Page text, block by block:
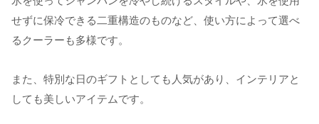
せずに保冷できる二重構造のものなど、使い方によって選べ
るクーラーも多様です。
また、特別な日のギフトとしても人気があり、インテリアと
しても美しいアイテムです。